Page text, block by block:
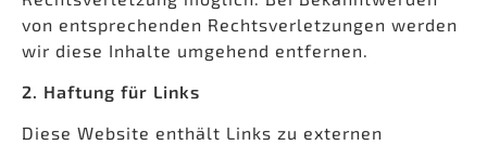
von entsprechenden Rechtsverletzungen werden
wir diese Inhalte umgehend entfernen.
2. Haftung für Links
Diese Website enthält Links zu externen